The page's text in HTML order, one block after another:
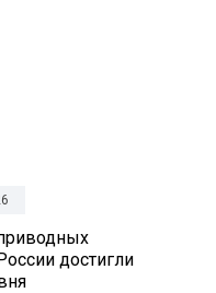
достигли